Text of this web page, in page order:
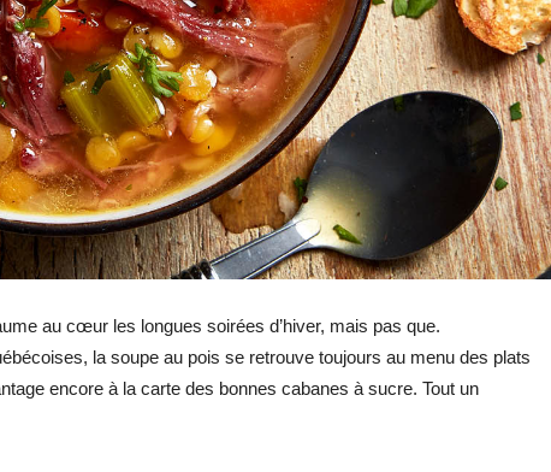
au cœur les longues soirées d’hiver, mais pas que.
la soupe au pois se retrouve toujours au menu des plats
encore à la carte des bonnes cabanes à sucre. Tout un